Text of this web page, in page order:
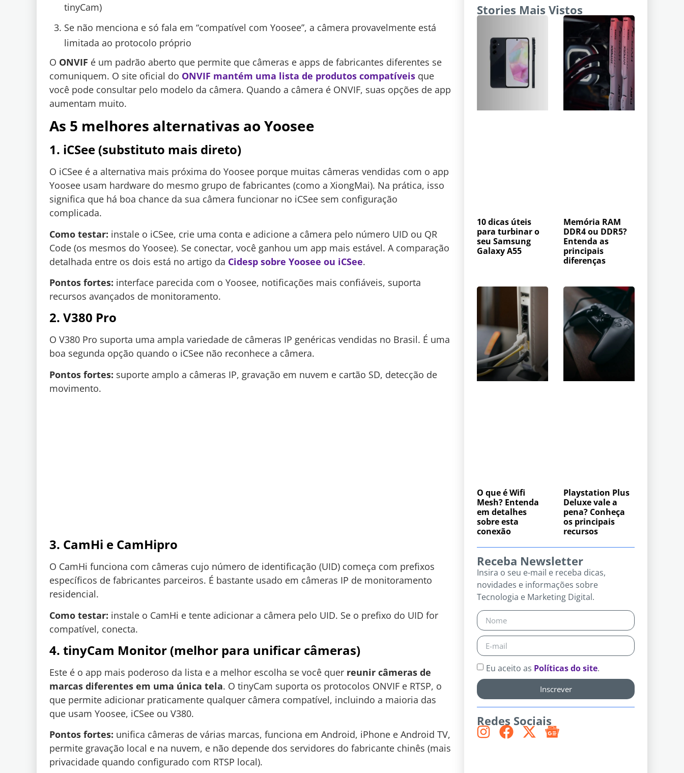
tinyCam)
Se não menciona e só fala em “compatível com Yoosee”, a câmera provavelmente está
limitada ao protocolo próprio
O ONVIF é um padrão aberto que permite que câmeras e apps de fabricantes diferentes se
comuniquem. O site oficial do ONVIF mantém uma lista de produtos compatíveis que
você pode consultar pelo modelo da câmera. Quando a câmera é ONVIF, suas opções de app
aumentam muito.
As 5 melhores alternativas ao Yoosee
1. iCSee (substituto mais direto)
O iCSee é a alternativa mais próxima do Yoosee porque muitas câmeras vendidas com o app
Yoosee usam hardware do mesmo grupo de fabricantes (como a XiongMai). Na prática, isso
significa que há boa chance da sua câmera funcionar no iCSee sem configuração
complicada.
Como testar: instale o iCSee, crie uma conta e adicione a câmera pelo número UID ou QR
Code (os mesmos do Yoosee). Se conectar, você ganhou um app mais estável. A comparação
detalhada entre os dois está no artigo da Cidesp sobre Yoosee ou iCSee.
Pontos fortes: interface parecida com o Yoosee, notificações mais confiáveis, suporta
recursos avançados de monitoramento.
2. V380 Pro
O V380 Pro suporta uma ampla variedade de câmeras IP genéricas vendidas no Brasil. É uma
boa segunda opção quando o iCSee não reconhece a câmera.
Pontos fortes: suporte amplo a câmeras IP, gravação em nuvem e cartão SD, detecção de
movimento.
3. CamHi e CamHipro
O CamHi funciona com câmeras cujo número de identificação (UID) começa com prefixos
específicos de fabricantes parceiros. É bastante usado em câmeras IP de monitoramento
residencial.
Como testar: instale o CamHi e tente adicionar a câmera pelo UID. Se o prefixo do UID for
compatível, conecta.
4. tinyCam Monitor (melhor para unificar câmeras)
Este é o app mais poderoso da lista e a melhor escolha se você quer reunir câmeras de
marcas diferentes em uma única tela. O tinyCam suporta os protocolos ONVIF e RTSP, o
que permite adicionar praticamente qualquer câmera compatível, incluindo a maioria das
que usam Yoosee, iCSee ou V380.
Pontos fortes: unifica câmeras de várias marcas, funciona em Android, iPhone e Android TV,
permite gravação local e na nuvem, e não depende dos servidores do fabricante chinês (mais
privacidade quando configurado com RTSP local).
Stories Mais Vistos
10 dicas úteis
para turbinar o
seu Samsung
Galaxy A55
Memória RAM
DDR4 ou DDR5?
Entenda as
principais
diferenças
O que é Wifi
Mesh? Entenda
em detalhes
sobre esta
conexão
Playstation Plus
Deluxe vale a
pena? Conheça
os principais
recursos
Receba Newsletter
Insira o seu e-mail e receba dicas,
novidades e informações sobre
Tecnologia e Marketing Digital.
Eu aceito as Políticas do site.
Inscrever
Redes Sociais